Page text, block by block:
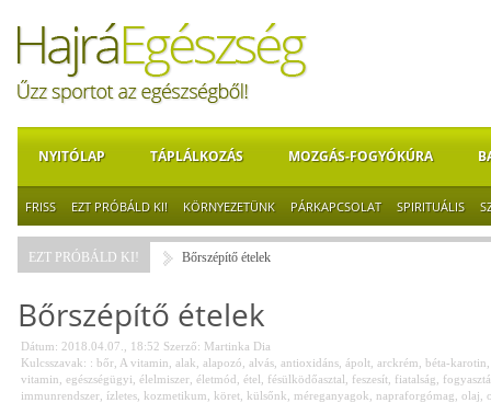
NYITÓLAP TÁPLÁLKOZÁS MOZGÁS-FOGYÓKÚRA
FRISS EZT PRÓBÁLD KI! KÖRNYEZETÜNK PÁRKAPCSOLAT SPIRITUÁLIS
EZT PRÓBÁLD KI! Bőrszépítő ételek
Bőrszépítő ételek
Dátum: 2018.04.07., 18:52 Szerző: Martinka Dia
Kulcsszavak: : bőr A vitamin alak alapozó alvás antioxidáns ápolt arckrém béta-karotin
vitamin egészségügyi élelmiszer életmód étel fésülködőasztal feszesít fiatalság
immunrendszer ízletes kozmetikum köret külsőnk méreganyagok napraforgómag olaj